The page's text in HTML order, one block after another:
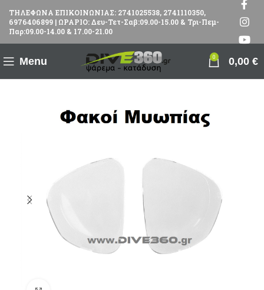
ΤΗΛΕΦΩΝΑ ΕΠΙΚΟΙΝΩΝΙΑΣ: 2741025538, 2741110350,
6976406899 | ΩΡΑΡΙΟ: Δευ-Τετ-Σαβ:09.00-15.00 & Τρι-Πεμ-
Παρ:09.00-14.00 & 17.00-21.00
Menu 0 0,00 €